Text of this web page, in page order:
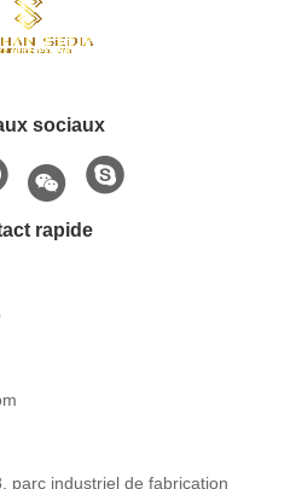
sociaux
rapide
parc industriel de fabrication